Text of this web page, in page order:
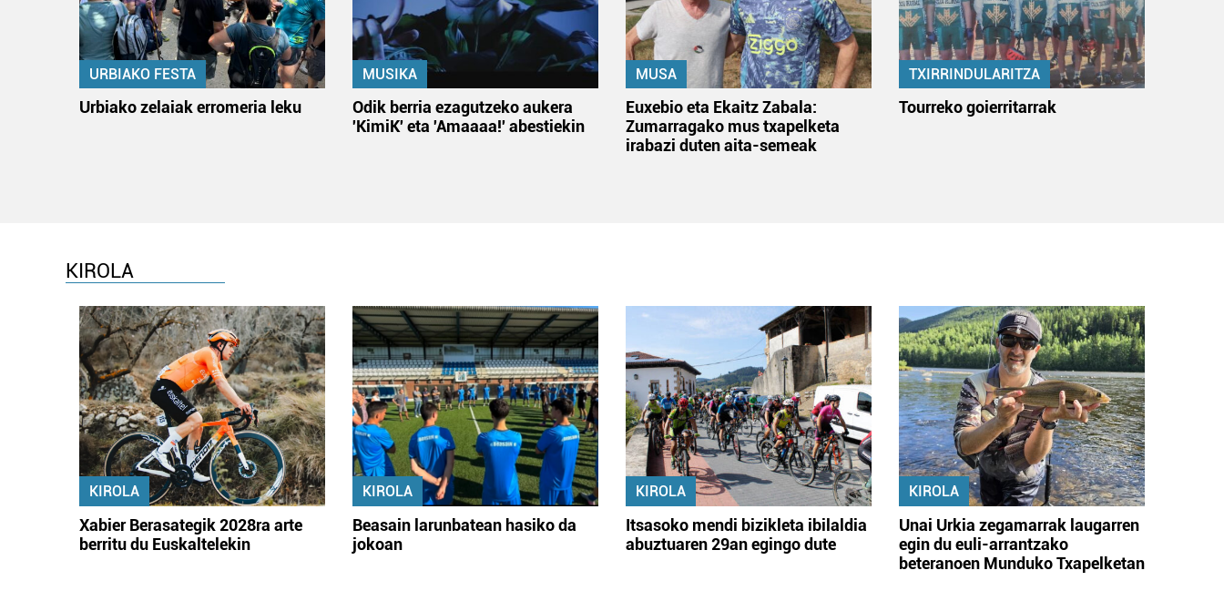
URBIAKO FESTA
Urbiako zelaiak erromeria leku
MUSIKA
Odik berria ezagutzeko aukera
'KimiK' eta 'Amaaaa!' abestiekin
MUSA
Euxebio eta Ekaitz Zabala:
Zumarragako mus txapelketa
irabazi duten aita-semeak
TXIRRINDULARITZA
Tourreko goierritarrak
KIROLA
KIROLA
Xabier Berasategik 2028ra arte
berritu du Euskaltelekin
KIROLA
Beasain larunbatean hasiko da
jokoan
KIROLA
Itsasoko mendi bizikleta ibilaldia
abuztuaren 29an egingo dute
KIROLA
Unai Urkia zegamarrak laugarren
egin du euli-arrantzako
beteranoen Munduko Txapelketan